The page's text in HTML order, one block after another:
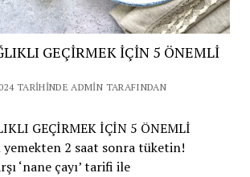
GEÇİRMEK İÇİN 5 ÖNEMLİ
TARIHINDE ADMIN TARAFINDAN
GEÇİRMEK İÇİN 5 ÖNEMLİ
yemekten 2 saat sonra tüketin!
‘nane çayı’ tarifi ile